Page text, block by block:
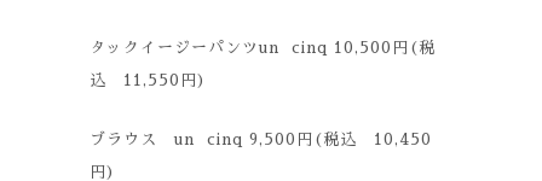
タックイージーパンツun cinq 10,500円(税
込 11,550円)
ブラウス un cinq 9,500円(税込 10,450
円)